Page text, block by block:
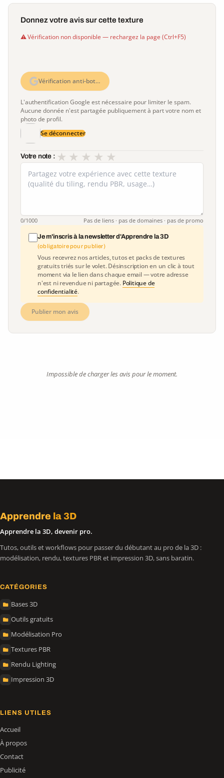
Donnez votre avis sur cette texture
Vérification non disponible — rechargez la page (Ctrl+F5)
Vérification anti-bot…
L'authentification Google est nécessaire pour limiter le spam.
Aucune donnée n'est partagée publiquement à part votre nom et
photo de profil.
Se déconnecter
Votre note : ★
★
★
★
★
0/1000 Pas de liens · pas de domaines · pas de promo
Je m'inscris à la newsletter d'Apprendre la 3D
(obligatoire pour publier)
Vous recevrez nos articles, tutos et packs de textures
gratuits triés sur le volet. Désinscription en un clic à tout
moment via le lien dans chaque email — votre adresse
n'est ni revendue ni partagée. Politique de
confidentialité.
Publier mon avis
Impossible de charger les avis pour le moment.
Apprendre la 3D
Apprendre la 3D, devenir pro.
Tutos, outils et workflows pour passer du débutant au pro de la 3D :
modélisation, rendu, textures PBR et impression 3D, sans baratin.
CATÉGORIES
Bases 3D
Outils gratuits
Modélisation Pro
Textures PBR
Rendu Lighting
Impression 3D
LIENS UTILES
Accueil
À propos
Contact
Publicité